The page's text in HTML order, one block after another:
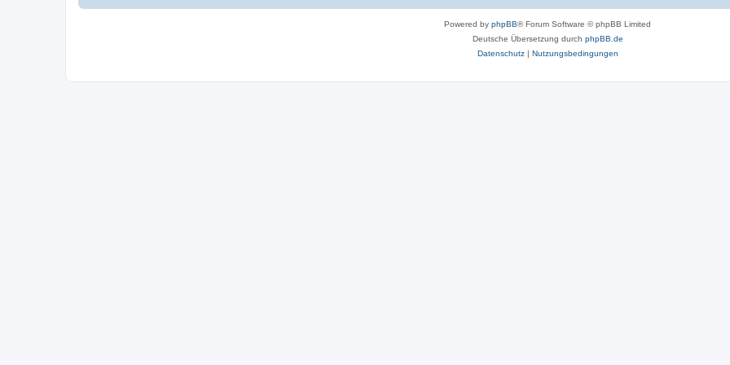
r
Powered by phpBB® Forum Software © phpBB Limited
Deutsche Übersetzung durch phpBB.de
Datenschutz| Nutzungsbedingungen